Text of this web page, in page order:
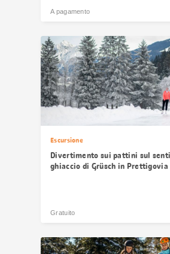
A pagamento
Escursione
Divertimento sui pattini sul
ghiaccio di Grüsch in Prettigovia
Gratuito